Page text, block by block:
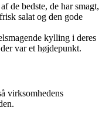
de bedste, de har smagt,
salat og den gode
kylling i deres
var et højdepunkt.
virksomhedens